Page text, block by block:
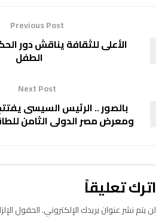
Previous Post
الأعلى للثقافة يناقش دور
الطفل
Next Post
بالصور .. الرئيس السيسى
ومعرض مصر الدولى الثامن للطاقة
اترك تعليقاً
لن يتم نشر عنوان بريدك الإلكتروني.الحقول